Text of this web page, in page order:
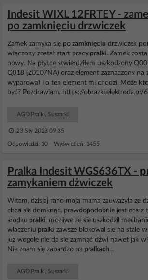
Indesit WIXL 12FRTEY -
po zamknięciu drzwiczek
Zamek zamyka się po zamknięciu drzwiczek
włączony został start pracy pralki. Zamek
nowy. Na płytce stwierdziłem uszkodzony
Q018 (Z0107NA) oraz element zaznaczony na
wyparował i o ten element mi chodzi. Może
być? Pozdrawiam. https://obrazki.elektroda.pl/
AGD Pralki, Suszarki
23 Sty 2023 09:35
Odpowiedzi: 10 Wyświetleń: 1455
Pralka Indesit WGS636TX -
zamykaniem dżwiczek
Witam, dzisiaj rano moja mama zauważyla ze
chca sie domknąć, prawdopodobnie jest cos z
srodku pralki, mozliwe ze sie uszkodzil
wlaczeniu pralki zawsze blokowal sie na stale w
juz wogole nie da sie zamnąć dżwi nawet jak
Nie znam się zabardzo na pralkach...
AGD Pralki, Suszarki